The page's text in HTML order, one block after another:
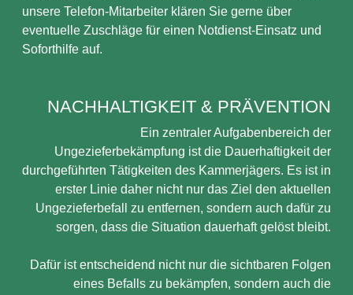
unsere Telefon-Mitarbeiter klären Sie gerne über
eventuelle Zuschläge für einen Notdienst-Einsatz und
Soforthilfe auf.
NACHHALTIGKEIT & PRÄVENTION
Ein zentraler Aufgabenbereich der
Ungezieferbekämpfung ist die Dauerhaftigkeit der
durchgeführten Tätigkeiten des Kammerjägers. Es ist in
erster Linie daher nicht nur das Ziel den aktuellen
Ungezieferbefall zu entfernen, sondern auch dafür zu
sorgen, dass die Situation dauerhaft gelöst bleibt.
Dafür ist entscheidend nicht nur die sichtbaren Folgen
eines Befalls zu bekämpfen, sondern auch die